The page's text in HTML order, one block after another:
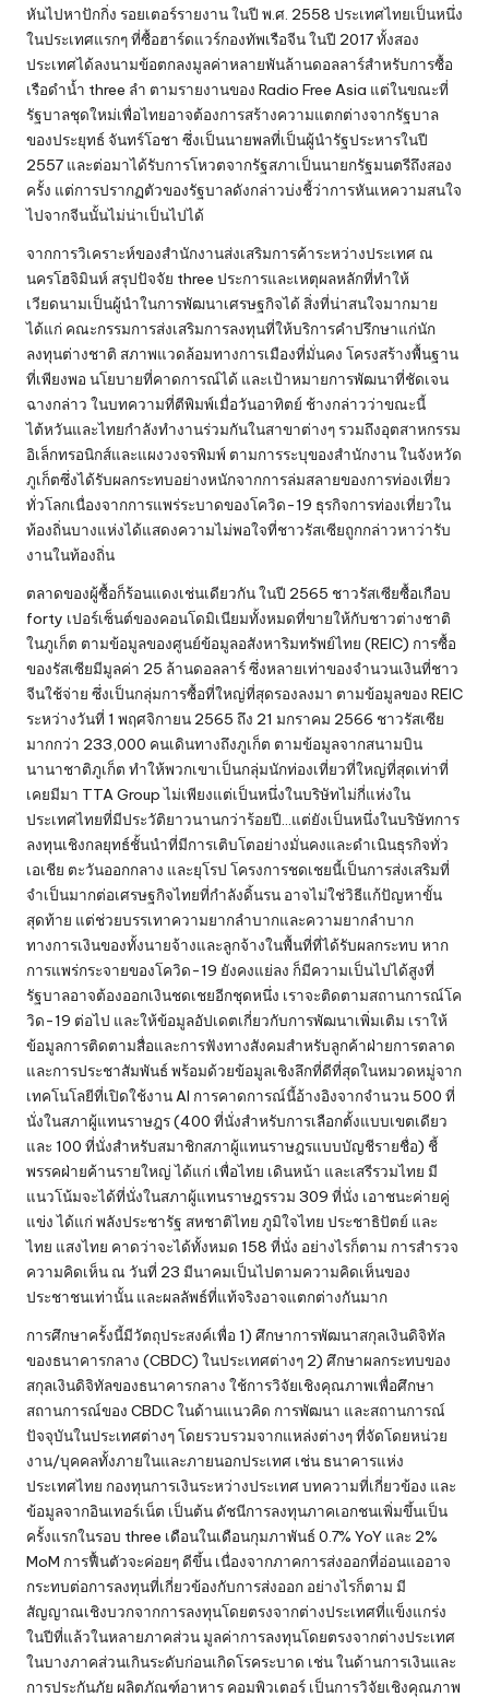
หันไปหาปักกิ่ง รอยเตอร์รายงาน ในปี พ.ศ. 2558 ประเทศไทยเป็นหนึ่ง
ในประเทศแรกๆ ที่ซื้อฮาร์ดแวร์กองทัพเรือจีน ในปี 2017 ทั้งสอง
ประเทศได้ลงนามข้อตกลงมูลค่าหลายพันล้านดอลลาร์สำหรับการซื้อ
เรือดำน้ำ three ลำ ตามรายงานของ Radio Free Asia แต่ในขณะที่
รัฐบาลชุดใหม่เพื่อไทยอาจต้องการสร้างความแตกต่างจากรัฐบาล
ของประยุทธ์ จันทร์โอชา ซึ่งเป็นนายพลที่เป็นผู้นำรัฐประหารในปี
2557 และต่อมาได้รับการโหวตจากรัฐสภาเป็นนายกรัฐมนตรีถึงสอง
ครั้ง แต่การปรากฏตัวของรัฐบาลดังกล่าวบ่งชี้ว่าการหันเหความสนใจ
ไปจากจีนนั้นไม่น่าเป็นไปได้
จากการวิเคราะห์ของสำนักงานส่งเสริมการค้าระหว่างประเทศ ณ
นครโฮจิมินห์ สรุปปัจจัย three ประการและเหตุผลหลักที่ทำให้
เวียดนามเป็นผู้นำในการพัฒนาเศรษฐกิจได้ สิ่งที่น่าสนใจมากมาย
ได้แก่ คณะกรรมการส่งเสริมการลงทุนที่ให้บริการคำปรึกษาแก่นัก
ลงทุนต่างชาติ สภาพแวดล้อมทางการเมืองที่มั่นคง โครงสร้างพื้นฐาน
ที่เพียงพอ นโยบายที่คาดการณ์ได้ และเป้าหมายการพัฒนาที่ชัดเจน
ฉางกล่าว ในบทความที่ตีพิมพ์เมื่อวันอาทิตย์ ช้างกล่าวว่าขณะนี้
ไต้หวันและไทยกำลังทำงานร่วมกันในสาขาต่างๆ รวมถึงอุตสาหกรรม
อิเล็กทรอนิกส์และแผงวงจรพิมพ์ ตามการระบุของสำนักงาน ในจังหวัด
ภูเก็ตซึ่งได้รับผลกระทบอย่างหนักจากการล่มสลายของการท่องเที่ยว
ทั่วโลกเนื่องจากการแพร่ระบาดของโควิด-19 ธุรกิจการท่องเที่ยวใน
ท้องถิ่นบางแห่งได้แสดงความไม่พอใจที่ชาวรัสเซียถูกกล่าวหาว่ารับ
งานในท้องถิ่น
ตลาดของผู้ซื้อก็ร้อนแดงเช่นเดียวกัน ในปี 2565 ชาวรัสเซียซื้อเกือบ
forty เปอร์เซ็นต์ของคอนโดมิเนียมทั้งหมดที่ขายให้กับชาวต่างชาติ
ในภูเก็ต ตามข้อมูลของศูนย์ข้อมูลอสังหาริมทรัพย์ไทย (REIC) การซื้อ
ของรัสเซียมีมูลค่า 25 ล้านดอลลาร์ ซึ่งหลายเท่าของจำนวนเงินที่ชาว
จีนใช้จ่าย ซึ่งเป็นกลุ่มการซื้อที่ใหญ่ที่สุดรองลงมา ตามข้อมูลของ REIC
ระหว่างวันที่ 1 พฤศจิกายน 2565 ถึง 21 มกราคม 2566 ชาวรัสเซีย
มากกว่า 233,000 คนเดินทางถึงภูเก็ต ตามข้อมูลจากสนามบิน
นานาชาติภูเก็ต ทำให้พวกเขาเป็นกลุ่มนักท่องเที่ยวที่ใหญ่ที่สุดเท่าที่
เคยมีมา TTA Group ไม่เพียงแต่เป็นหนึ่งในบริษัทไม่กี่แห่งใน
ประเทศไทยที่มีประวัติยาวนานกว่าร้อยปี…แต่ยังเป็นหนึ่งในบริษัทการ
ลงทุนเชิงกลยุทธ์ชั้นนำที่มีการเติบโตอย่างมั่นคงและดำเนินธุรกิจทั่ว
เอเชีย ตะวันออกกลาง และยุโรป โครงการชดเชยนี้เป็นการส่งเสริมที่
จำเป็นมากต่อเศรษฐกิจไทยที่กำลังดิ้นรน อาจไม่ใช่วิธีแก้ปัญหาขั้น
สุดท้าย แต่ช่วยบรรเทาความยากลำบากและความยากลำบาก
ทางการเงินของทั้งนายจ้างและลูกจ้างในพื้นที่ที่ได้รับผลกระทบ หาก
การแพร่กระจายของโควิด-19 ยังคงแย่ลง ก็มีความเป็นไปได้สูงที่
รัฐบาลอาจต้องออกเงินชดเชยอีกชุดหนึ่ง เราจะติดตามสถานการณ์โค
วิด-19 ต่อไป และให้ข้อมูลอัปเดตเกี่ยวกับการพัฒนาเพิ่มเติม เราให้
ข้อมูลการติดตามสื่อและการฟังทางสังคมสำหรับลูกค้าฝ่ายการตลาด
และการประชาสัมพันธ์ พร้อมด้วยข้อมูลเชิงลึกที่ดีที่สุดในหมวดหมู่จาก
เทคโนโลยีที่เปิดใช้งาน AI การคาดการณ์นี้อ้างอิงจากจำนวน 500 ที่
นั่งในสภาผู้แทนราษฎร (400 ที่นั่งสำหรับการเลือกตั้งแบบเขตเดียว
และ 100 ที่นั่งสำหรับสมาชิกสภาผู้แทนราษฎรแบบบัญชีรายชื่อ) ชี้
พรรคฝ่ายค้านรายใหญ่ ได้แก่ เพื่อไทย เดินหน้า และเสรีรวมไทย มี
แนวโน้มจะได้ที่นั่งในสภาผู้แทนราษฎรรวม 309 ที่นั่ง เอาชนะค่ายคู่
แข่ง ได้แก่ พลังประชารัฐ สหชาติไทย ภูมิใจไทย ประชาธิปัตย์ และ
ไทย แสงไทย คาดว่าจะได้ทั้งหมด 158 ที่นั่ง อย่างไรก็ตาม การสำรวจ
ความคิดเห็น ณ วันที่ 23 มีนาคมเป็นไปตามความคิดเห็นของ
ประชาชนเท่านั้น และผลลัพธ์ที่แท้จริงอาจแตกต่างกันมาก
การศึกษาครั้งนี้มีวัตถุประสงค์เพื่อ 1) ศึกษาการพัฒนาสกุลเงินดิจิทัล
ของธนาคารกลาง (CBDC) ในประเทศต่างๆ 2) ศึกษาผลกระทบของ
สกุลเงินดิจิทัลของธนาคารกลาง ใช้การวิจัยเชิงคุณภาพเพื่อศึกษา
สถานการณ์ของ CBDC ในด้านแนวคิด การพัฒนา และสถานการณ์
ปัจจุบันในประเทศต่างๆ โดยรวบรวมจากแหล่งต่างๆ ที่จัดโดยหน่วย
งาน/บุคคลทั้งภายในและภายนอกประเทศ เช่น ธนาคารแห่ง
ประเทศไทย กองทุนการเงินระหว่างประเทศ บทความที่เกี่ยวข้อง และ
ข้อมูลจากอินเทอร์เน็ต เป็นต้น ดัชนีการลงทุนภาคเอกชนเพิ่มขึ้นเป็น
ครั้งแรกในรอบ three เดือนในเดือนกุมภาพันธ์ 0.7% YoY และ 2%
MoM การฟื้นตัวจะค่อยๆ ดีขึ้น เนื่องจากภาคการส่งออกที่อ่อนแออาจ
กระทบต่อการลงทุนที่เกี่ยวข้องกับการส่งออก อย่างไรก็ตาม มี
สัญญาณเชิงบวกจากการลงทุนโดยตรงจากต่างประเทศที่แข็งแกร่ง
ในปีที่แล้วในหลายภาคส่วน มูลค่าการลงทุนโดยตรงจากต่างประเทศ
ในบางภาคส่วนเกินระดับก่อนเกิดโรคระบาด เช่น ในด้านการเงินและ
การประกันภัย ผลิตภัณฑ์อาหาร คอมพิวเตอร์ เป็นการวิจัยเชิงคุณภาพ